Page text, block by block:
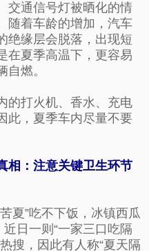
通信号灯被晒化的情
随着车龄的增加，汽车
绝缘层会脱落，出现短
在夏季高温下，更容易
燃。
打火机、香水、充电
此，夏季车内尽量不要
相：注意关键卫生环节
”吃不下饭，冰镇西瓜
日一则“一家三口吃隔
搜，因此有人称“夏天隔